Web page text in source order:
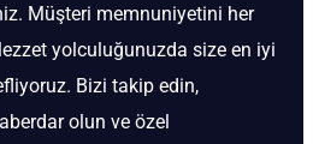
Müşteri memnuniyetini her
yolculuğunuzda size en iyi
Bizi takip edin,
olun ve özel